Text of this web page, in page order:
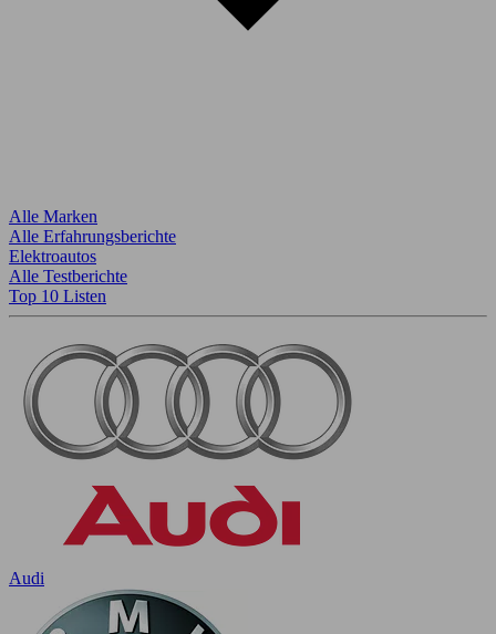
Alle Marken
Alle Erfahrungsberichte
Elektroautos
Alle Testberichte
Top 10 Listen
Audi